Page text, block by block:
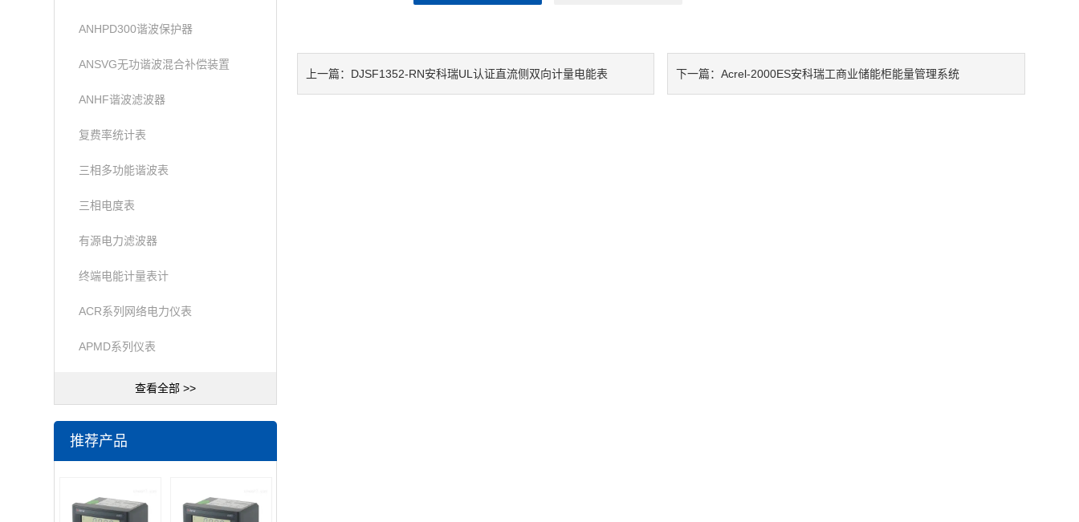
ANHPD300谐波保护器
ANSVG无功谐波混合补偿装置
ANHF谐波滤波器
复费率统计表
三相多功能谐波表
三相电度表
有源电力滤波器
终端电能计量表计
ACR系列网络电力仪表
APMD系列仪表
查看全部 >>
推荐产品
上一篇： DJSF1352-RN安科瑞UL认证直流侧双向计量电能表 下一篇：Acrel-2000ES安科瑞工商业储能柜能量管理系统